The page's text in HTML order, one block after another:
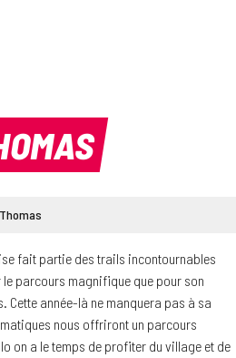
Thomas
fait partie des trails incontournables
parcours magnifique que pour son
année-là ne manquera pas à sa
nous offriront un parcours
on a le temps de profiter du village et de